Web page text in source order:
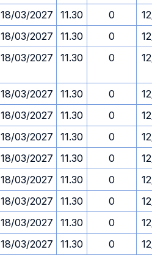
18/03/2027 11.30 0
18/03/2027 11.30 0
18/03/2027 11.30 0
18/03/2027 11.30 0
18/03/2027 11.30 0
18/03/2027 11.30 0
18/03/2027 11.30 0
18/03/2027 11.30 0
18/03/2027 11.30 0
18/03/2027 11.30 0
18/03/2027 11.30 0